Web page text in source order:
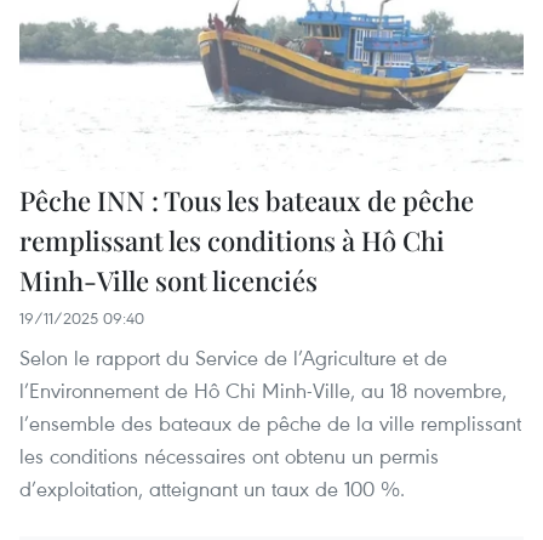
Pêche INN : Tous les bateaux de pêche
remplissant les conditions à Hô Chi
Minh-Ville sont licenciés
19/11/2025 09:40
Selon le rapport du Service de l’Agriculture et de
l’Environnement de Hô Chi Minh-Ville, au 18 novembre,
l’ensemble des bateaux de pêche de la ville remplissant
les conditions nécessaires ont obtenu un permis
d’exploitation, atteignant un taux de 100 %.